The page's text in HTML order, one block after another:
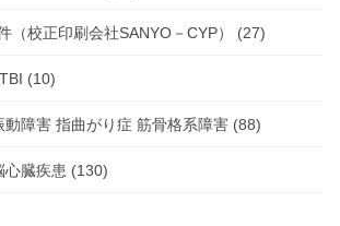
（校正印刷会社SANYO－CYP） (27)
(10)
動障害 指曲がり症 筋骨格系障害 (88)
心臓疾患 (130)